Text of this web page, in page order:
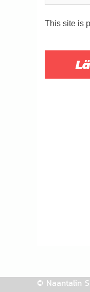
This site is
© Naantalin